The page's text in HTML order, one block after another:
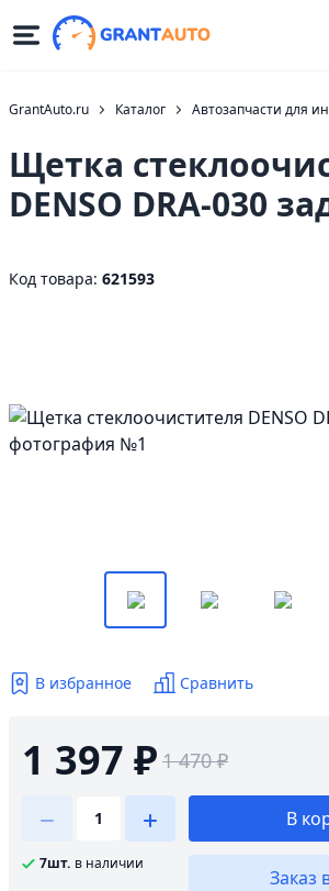
GrantAuto.ru Каталог Автозапчасти для
Щетка
DENSO DRA-030
Код товара: 621593
В избранное Сравнить
1 397 ₽ 1 470 ₽
7шт. в наличии
В
Заказ